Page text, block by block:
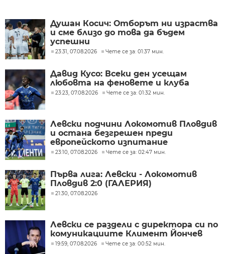
Душан Косич: Отборът ни израства
и сме близо до това да бъдем
успешни
23:31, 07.08.2026 Чете се за: 01:37 мин.
Давид Кусо: Всеки ден усещам
любовта на феновете и клуба
23:23, 07.08.2026 Чете се за: 01:32 мин.
Левски подчини Локомотив Пловдив
и остана безгрешен преди
европейското изпитание
23:10, 07.08.2026 Чете се за: 02:47 мин.
Първа лига: Левски - Локомотив
Пловдив 2:0 (ГАЛЕРИЯ)
21:30, 07.08.2026
Левски се раздели с директора си по
комуникациите Климент Йончев
19:59, 07.08.2026 Чете се за: 00:52 мин.